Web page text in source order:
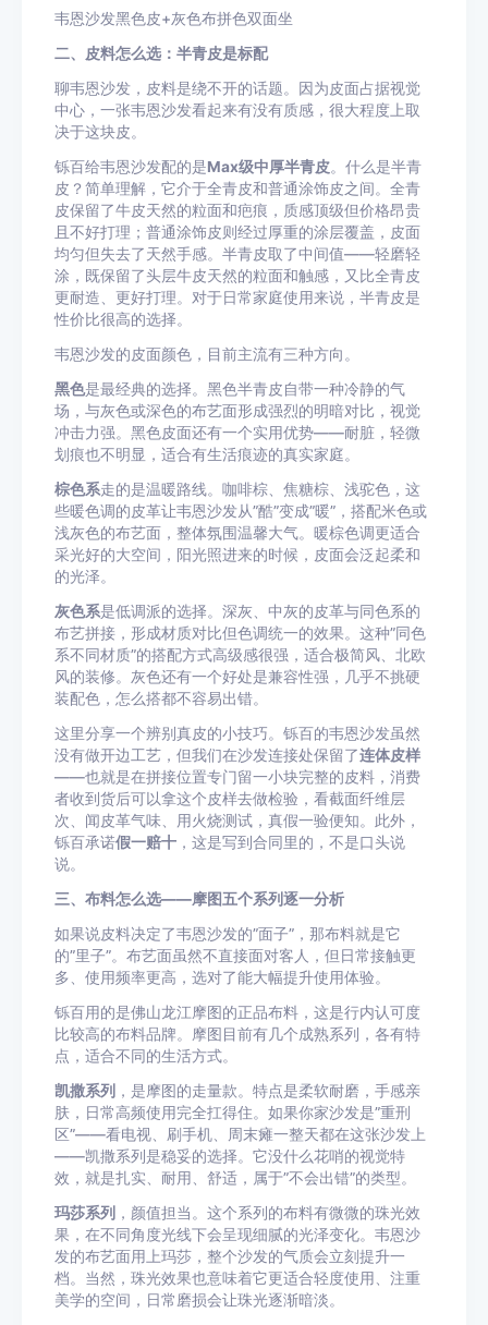
韦恩沙发黑色皮+灰色布拼色双面坐
二、皮料怎么选：半青皮是标配
聊韦恩沙发，皮料是绕不开的话题。因为皮面占据视觉
中心，一张韦恩沙发看起来有没有质感，很大程度上取
决于这块皮。
铄百给韦恩沙发配的是Max级中厚半青皮。什么是半青
皮？简单理解，它介于全青皮和普通涂饰皮之间。全青
皮保留了牛皮天然的粒面和疤痕，质感顶级但价格昂贵
且不好打理；普通涂饰皮则经过厚重的涂层覆盖，皮面
均匀但失去了天然手感。半青皮取了中间值——轻磨轻
涂，既保留了头层牛皮天然的粒面和触感，又比全青皮
更耐造、更好打理。对于日常家庭使用来说，半青皮是
性价比很高的选择。
韦恩沙发的皮面颜色，目前主流有三种方向。
黑色是最经典的选择。黑色半青皮自带一种冷静的气
场，与灰色或深色的布艺面形成强烈的明暗对比，视觉
冲击力强。黑色皮面还有一个实用优势——耐脏，轻微
划痕也不明显，适合有生活痕迹的真实家庭。
棕色系走的是温暖路线。咖啡棕、焦糖棕、浅驼色，这
些暖色调的皮革让韦恩沙发从”酷”变成”暖”，搭配米色或
浅灰色的布艺面，整体氛围温馨大气。暖棕色调更适合
采光好的大空间，阳光照进来的时候，皮面会泛起柔和
的光泽。
灰色系是低调派的选择。深灰、中灰的皮革与同色系的
布艺拼接，形成材质对比但色调统一的效果。这种”同色
系不同材质”的搭配方式高级感很强，适合极简风、北欧
风的装修。灰色还有一个好处是兼容性强，几乎不挑硬
装配色，怎么搭都不容易出错。
这里分享一个辨别真皮的小技巧。铄百的韦恩沙发虽然
没有做开边工艺，但我们在沙发连接处保留了连体皮样
——也就是在拼接位置专门留一小块完整的皮料，消费
者收到货后可以拿这个皮样去做检验，看截面纤维层
次、闻皮革气味、用火烧测试，真假一验便知。此外，
铄百承诺假一赔十 ，这是写到合同里的，不是口头说
说。
三、布料怎么选——摩图五个系列逐一分析
如果说皮料决定了韦恩沙发的”面子”，那布料就是它
的”里子”。布艺面虽然不直接面对客人，但日常接触更
多、使用频率更高，选对了能大幅提升使用体验。
铄百用的是佛山龙江摩图的正品布料，这是行内认可度
比较高的布料品牌。摩图目前有几个成熟系列，各有特
点，适合不同的生活方式。
凯撒系列 ，是摩图的走量款。特点是柔软耐磨，手感亲
肤，日常高频使用完全扛得住。如果你家沙发是”重刑
区”——看电视、刷手机、周末瘫一整天都在这张沙发上
——凯撒系列是稳妥的选择。它没什么花哨的视觉特
效，就是扎实、耐用、舒适，属于”不会出错”的类型。
玛莎系列 ，颜值担当。这个系列的布料有微微的珠光效
果，在不同角度光线下会呈现细腻的光泽变化。韦恩沙
发的布艺面用上玛莎，整个沙发的气质会立刻提升一
档。当然，珠光效果也意味着它更适合轻度使用、注重
美学的空间，日常磨损会让珠光逐渐暗淡。